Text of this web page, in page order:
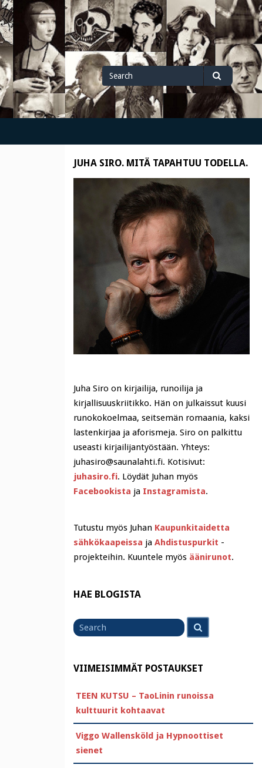
Search
for
Search
JUHA SIRO. MITÄ TAPAHTUU TODELLA.
Juha Siro on kirjailija, runoilija ja
kirjallisuuskriitikko. Hän on julkaissut kuusi
runokokoelmaa, seitsemän romaania, kaksi
lastenkirjaa ja aforismeja. Siro on palkittu
useasti kirjailijantyöstään. Yhteys:
juhasiro@saunalahti.fi. Kotisivut:
juhasiro.fi. Löydät Juhan myös
Facebookista ja Instagramista.
Tutustu myös Juhan Kaupunkitaidetta
sähkökaapeissa ja Ahdistuspurkit -
projekteihin. Kuuntele myös äänirunot.
HAE BLOGISTA
for
VIIMEISIMMÄT POSTAUKSET
TEEN KUTSU – TaoLinin runoissa
kulttuurit kohtaavat
Viggo Wallensköld ja Hypnoottiset
sienet